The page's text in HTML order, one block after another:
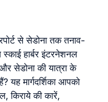
से सेडोना तक तनाव-
हार्बर इंटरनेशनल
सेडोना की यात्रा के
यह मार्गदर्शिका आपको
किराये की कारें,